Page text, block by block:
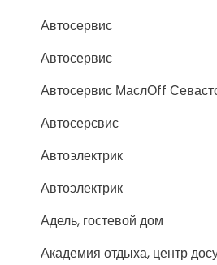
Автосервис
Автосервис
Автосервис МаслОff
Автосерсвис
Автоэлектрик
Автоэлектрик
Адель, гостевой дом
Академия отдыха, центр